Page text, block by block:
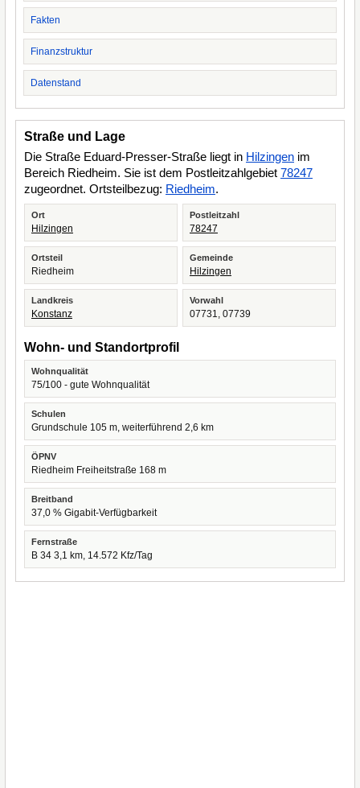
Fakten
Finanzstruktur
Datenstand
Straße und Lage
Die Straße Eduard-Presser-Straße liegt in Hilzingen im
Bereich Riedheim. Sie ist dem Postleitzahlgebiet 78247
zugeordnet. Ortsteilbezug: Riedheim.
Ort
Hilzingen
Postleitzahl
78247
Ortsteil
Riedheim
Gemeinde
Hilzingen
Landkreis
Konstanz
Vorwahl
07731, 07739
Wohn- und Standortprofil
Wohnqualität
75/100 - gute Wohnqualität
Schulen
Grundschule 105 m, weiterführend 2,6 km
ÖPNV
Riedheim Freiheitstraße 168 m
Breitband
37,0 % Gigabit-Verfügbarkeit
Fernstraße
B 34 3,1 km, 14.572 Kfz/Tag